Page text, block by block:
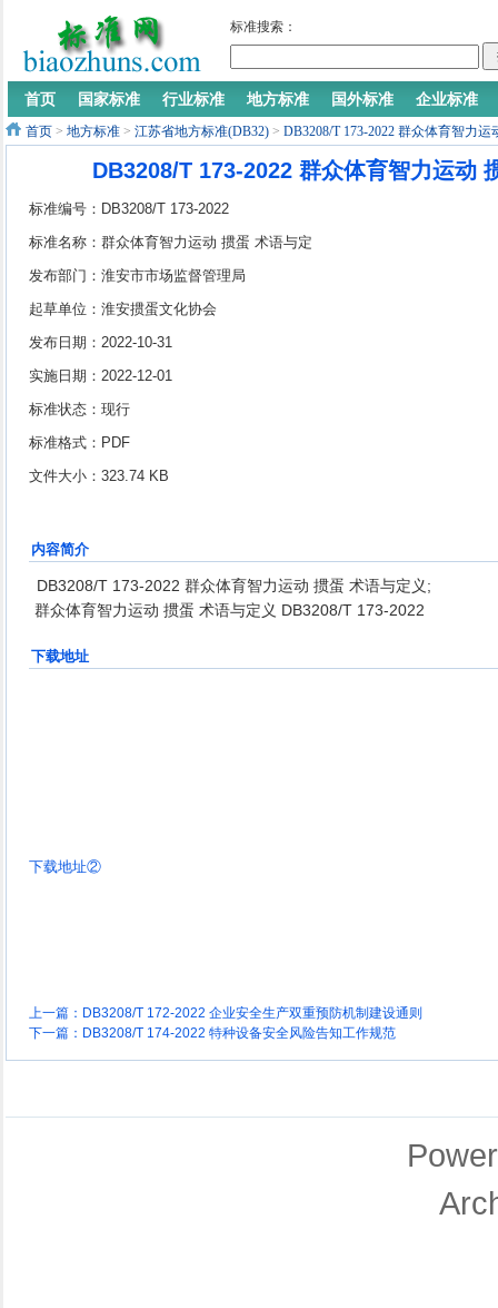
标准搜索：
首页 国家标准 行业标准 地方标准 国外标准 企业标准
首页 > 地方标准 > 江苏省地方标准(DB32) > DB3208/T 173-2022 群众体育智力
DB3208/T 173-2022 群众体育智力运动
标准编号：DB3208/T 173-2022
标准名称：群众体育智力运动 掼蛋 术语与定
义
发布部门：淮安市市场监督管理局
起草单位：淮安掼蛋文化协会
发布日期：2022-10-31
实施日期：2022-12-01
标准状态：现行
标准格式：PDF
文件大小：323.74 KB
内容简介
DB3208/T 173-2022 群众体育智力运动 掼蛋 术语与定义;
群众体育智力运动 掼蛋 术语与定义 DB3208/T 173-2022
下载地址
下载地址②
上一篇： DB3208/T 172-2022 企业安全生产双重预防机制建设通则
下一篇： DB3208/T 174-2022 特种设备安全风险告知工作规范